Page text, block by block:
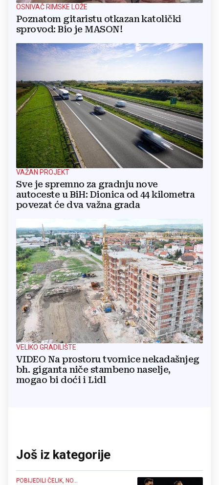
OSNIVAČ RIMSKE LOŽE
Poznatom gitaristu otkazan katolički
sprovod: Bio je MASON!
VAŽAN PROJEKT
Sve je spremno za gradnju nove
autoceste u BiH: Dionica od 44 kilometra
povezat će dva važna grada
VELIKO GRADILIŠTE
VIDEO Na prostoru tvornice nekadašnjeg
bh. giganta niče stambeno naselje,
mogao bi doći i Lidl
Još iz kategorije
POBIJEDILI ČELIK, NO...